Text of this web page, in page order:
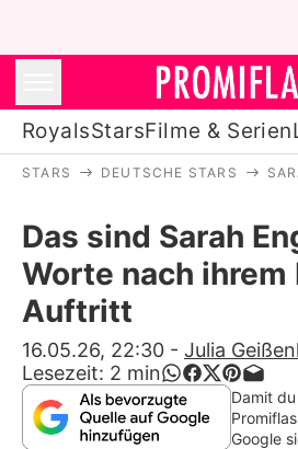
RoyalsStarsFilme & Serien
Stars
Filme &
Lifestyle
Familie &
Promiflash
STARS DEUTSCHE STARS
Das sind Sarah
Worte nach ihrem
Auftritt
16.05.26, 22:30 - Julia
Lesezeit: 2 min
Damit
Google